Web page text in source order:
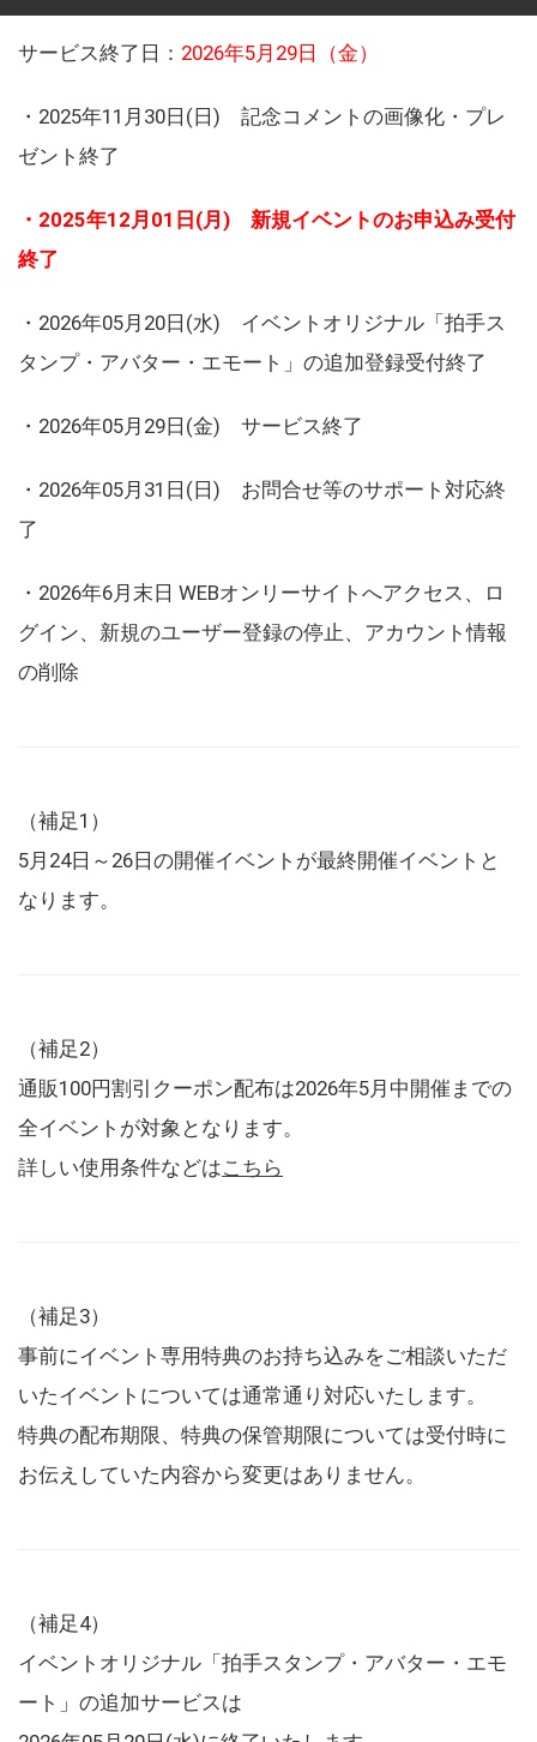
サービス終了日： 2026年5月29日（金）
・2025年11月30日(日) 記念コメントの画像化・プレ
ゼント終了
・2025年12月01日(月) 新規イベントのお申込み受付
終了
・2026年05月20日(水) イベントオリジナル「拍手ス
タンプ・アバター・エモート」の追加登録受付終了
・2026年05月29日(金) サービス終了
・2026年05月31日(日) お問合せ等のサポート対応終
了
・2026年6月末日 WEBオンリーサイトへアクセス、ロ
グイン、新規のユーザー登録の停止、アカウント情報
の削除
（補足1）
5月24日～26日の開催イベントが最終開催イベントと
なります。
（補足2）
通販100円割引クーポン配布は2026年5月中開催までの
全イベントが対象となります。
詳しい使用条件などはこちら
（補足3）
事前にイベント専用特典のお持ち込みをご相談いただ
いたイベントについては通常通り対応いたします。
特典の配布期限、特典の保管期限については受付時に
お伝えしていた内容から変更はありません。
（補足4）
イベントオリジナル「拍手スタンプ・アバター・エモ
ート」の追加サービスは